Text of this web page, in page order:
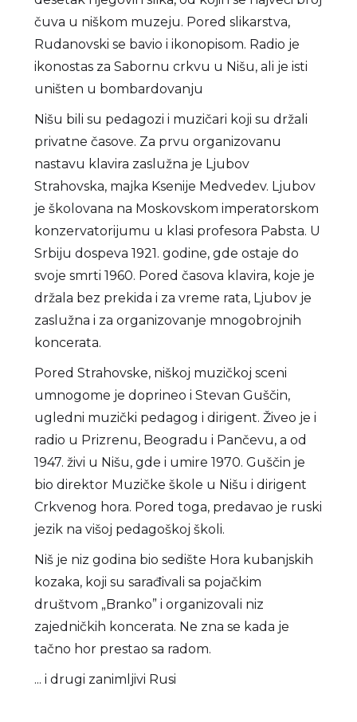
čuva u niškom muzeju. Pored slikarstva,
Rudanovski se bavio i ikonopisom. Radio je
ikonostas za Sabornu crkvu u Nišu, ali je isti
uništen u bombardovanju
Nišu bili su pedagozi i muzičari koji su držali
privatne časove. Za prvu organizovanu
nastavu klavira zaslužna je Ljubov
Strahovska, majka Ksenije Medvedev. Ljubov
je školovana na Moskovskom imperatorskom
konzervatorijumu u klasi profesora Pabsta. U
Srbiju dospeva 1921. godine, gde ostaje do
svoje smrti 1960. Pored časova klavira, koje je
držala bez prekida i za vreme rata, Ljubov je
zaslužna i za organizovanje mnogobrojnih
koncerata.
Pored Strahovske, niškoj muzičkoj sceni
umnogome je doprineo i Stevan Guščin,
ugledni muzički pedagog i dirigent. Živeo je i
radio u Prizrenu, Beogradu i Pančevu, a od
1947. živi u Nišu, gde i umire 1970. Guščin je
bio direktor Muzičke škole u Nišu i dirigent
Crkvenog hora. Pored toga, predavao je ruski
jezik na višoj pedagoškoj školi.
Niš je niz godina bio sedište Hora kubanjskih
kozaka, koji su sarađivali sa pojačkim
društvom „Branko” i organizovali niz
zajedničkih koncerata. Ne zna se kada je
tačno hor prestao sa radom.
... i drugi zanimljivi Rusi